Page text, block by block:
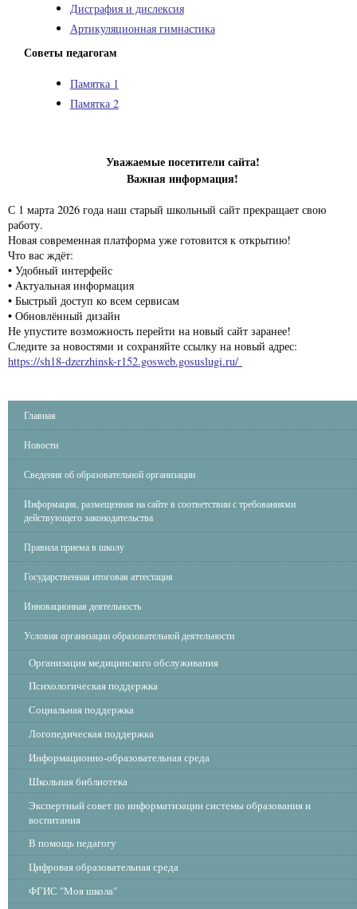
Дисграфия и дислексия
Артикуляционная гимнастика
Советы педагогам
Памятка 1
Памятка 2
Уважаемые посетители сайта!
Важная информация!
С 1 марта 2026 года наш старый школьный сайт прекращает свою
работу.
Новая современная платформа уже готовится к открытию!
Что вас ждёт:
• Удобный интерфейс
• Актуальная информация
• Быстрый доступ ко всем сервисам
• Обновлённый дизайн
Не упустите возможность перейти на новый сайт заранее!
Следите за новостями и сохраняйте ссылку на новый адрес:
https://sh18-dzerzhinsk-r152.gosweb.gosuslugi.ru/
Главная
Новости
Сведения об образовательной организации
Информация, размещенная на сайте в соответствии с требованиями
действующего законодательства
Правила приема в школу
Государственная итоговая аттестация
Инновационная деятельность
Условия организации образовательной деятельности
Организация медицинского обслуживания
Психологическая поддержка
Социальная поддержка
Логопедическая поддержка
Информационно-образовательная среда
Школьная библиотека
Экспертный совет по информатизации системы образования и
воспитания
В помощь педагогу
Цифровая образовательная среда
ФГИС "Моя школа"